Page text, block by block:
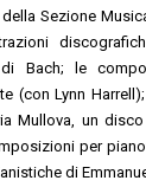
Sezione
di Bach; le
(con Lynn
Mullova, un
per
di